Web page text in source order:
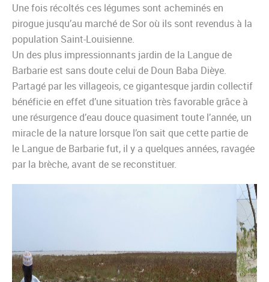
Une fois récoltés ces légumes sont acheminés en
pirogue jusqu’au marché de Sor où ils sont revendus à la
population Saint-Louisienne.
Un des plus impressionnants jardin de la Langue de
Barbarie est sans doute celui de Doun Baba Dièye.
Partagé par les villageois, ce gigantesque jardin collectif
bénéficie en effet d’une situation très favorable grâce à
une résurgence d’eau douce quasiment toute l’année, un
miracle de la nature lorsque l’on sait que cette partie de
le Langue de Barbarie fut, il y a quelques années, ravagée
par la brèche, avant de se reconstituer.